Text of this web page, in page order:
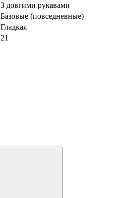
З довгими рукавами
Базовые (повседневные)
Гладкая
21